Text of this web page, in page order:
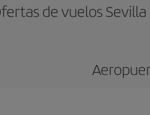
de vuelos Sevilla